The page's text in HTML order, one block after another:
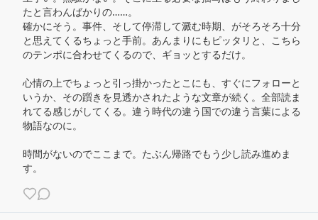
たと言わんばかりの……。
確かにそう。事件、そして停滞して澱む時期、がそろそろ十分
と思えてくるちょっと手前。あんまりにもピッタリと、こちら
のテンポに合わせてくるので、ギョッとするだけ。
心情の上でちょっと引っ掛かったとこにも、すぐにフォローと
いうか、その躓きを見透かされたような文章が続く。全部読ま
れてる感じがしてくる。違う時代の違う国での違う言葉による
物語なのに。
時間がないのでここまで。たぶん帰路でもう少し読み進めま
す。